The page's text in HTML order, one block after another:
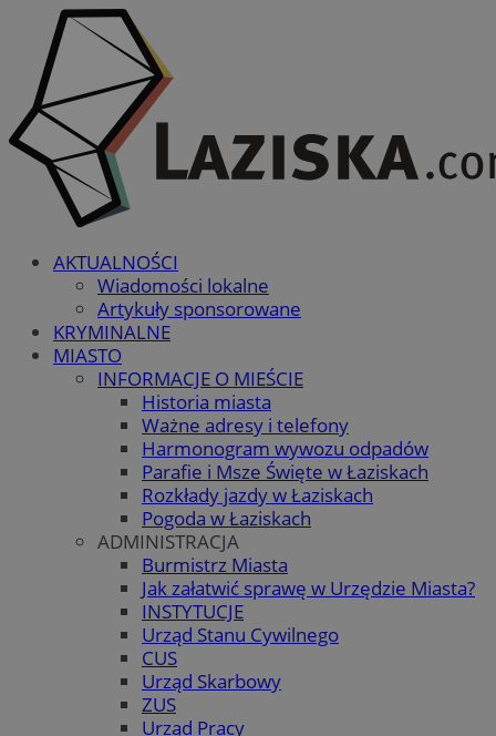
AKTUALNOŚCI
Wiadomości lokalne
Artykuły sponsorowane
KRYMINALNE
MIASTO
INFORMACJE O MIEŚCIE
Historia miasta
Ważne adresy i telefony
Harmonogram wywozu odpadów
Parafie i Msze Święte w Łaziskach
Rozkłady jazdy w Łaziskach
Pogoda w Łaziskach
ADMINISTRACJA
Burmistrz Miasta
Jak załatwić sprawę w Urzędzie Miasta?
INSTYTUCJE
Urząd Stanu Cywilnego
CUS
Urząd Skarbowy
ZUS
Urząd Pracy